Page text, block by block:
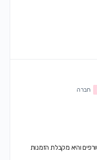
חברה
והיא מקבלת הזמנות